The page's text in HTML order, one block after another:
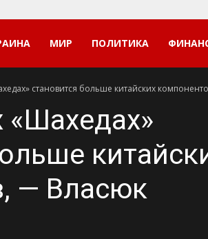
МИР ПОЛИТИКА
становится больше китайских
«Шахедах»
— Власюк